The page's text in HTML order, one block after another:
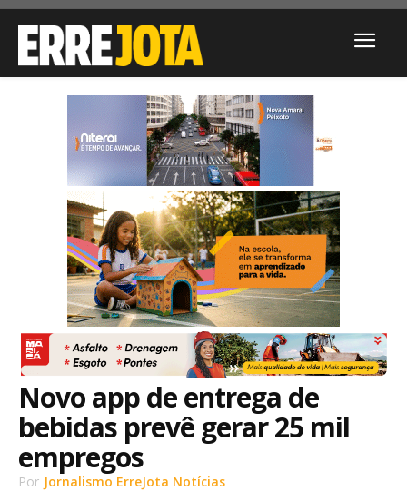
Novo app de entrega de
bebidas prevê gerar 25 mil
empregos
Por Jornalismo ErreJota Notícias